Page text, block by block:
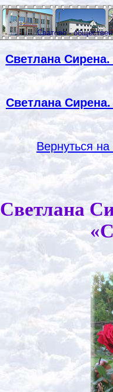
Сватово -
Светлана
Светлана
Вернуться
Светлана